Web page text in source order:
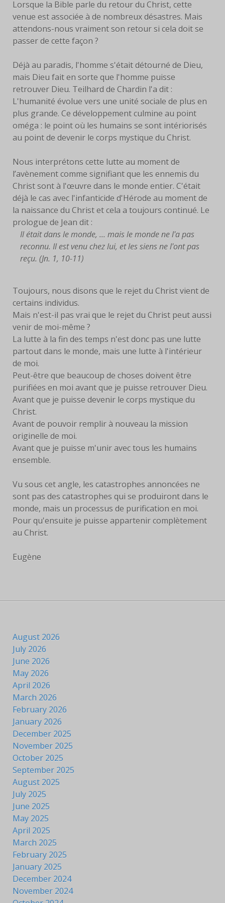
FACEBOOK
SERVANTES
PRIÈRES
PRIÈRE À EYMARD
NEUVAINE
PRIÈRE AVEC MARIE
PRIÈRE POUR VOCATIONS
HISTOIRE
LIVRES
EUCHARISTIE
PHOTOS
PHOTOS
CONTEMPORAINES
ANCIENNES PHOTOS
CONTACT
Lorsque la Bible parle du retour du Christ, cette
venue est associée à de nombreux désastres. Mais
attendons-nous vraiment son retour si cela doit se
passer de cette façon ?
Déjà au paradis, l'homme s'était détourné de Dieu,
mais Dieu fait en sorte que l'homme puisse
retrouver Dieu. Teilhard de Chardin l'a dit :
L'humanité évolue vers une unité sociale de plus en
plus grande. Ce développement culmine au point
oméga : le point où les humains se sont intériorisés
au point de devenir le corps mystique du Christ.
Nous interprétons cette lutte au moment de
l’avènement comme signifiant que les ennemis du
Christ sont à l'œuvre dans le monde entier. C'était
déjà le cas avec l'infanticide d'Hérode au moment de
la naissance du Christ et cela a toujours continué. Le
prologue de Jean dit :
Il était dans le monde, ... mais le monde ne l'a pas
reconnu. Il est venu chez lui, et les siens ne l'ont pas
reçu. (Jn. 1, 10-11)
Toujours, nous disons que le rejet du Christ vient de
certains individus.
Mais n'est-il pas vrai que le rejet du Christ peut aussi
venir de moi-même ?
La lutte à la fin des temps n'est donc pas une lutte
partout dans le monde, mais une lutte à l'intérieur
de moi.
Peut-être que beaucoup de choses doivent être
purifiées en moi avant que je puisse retrouver Dieu.
Avant que je puisse devenir le corps mystique du
Christ.
Avant de pouvoir remplir à nouveau la mission
originelle de moi.
Avant que je puisse m'unir avec tous les humains
ensemble.
Vu sous cet angle, les catastrophes annoncées ne
sont pas des catastrophes qui se produiront dans le
monde, mais un processus de purification en moi.
Pour qu'ensuite je puisse appartenir complètement
au Christ.
Eugène
August 2026
July 2026
June 2026
May 2026
April 2026
March 2026
February 2026
January 2026
December 2025
November 2025
October 2025
September 2025
August 2025
July 2025
June 2025
May 2025
April 2025
March 2025
February 2025
January 2025
December 2024
November 2024